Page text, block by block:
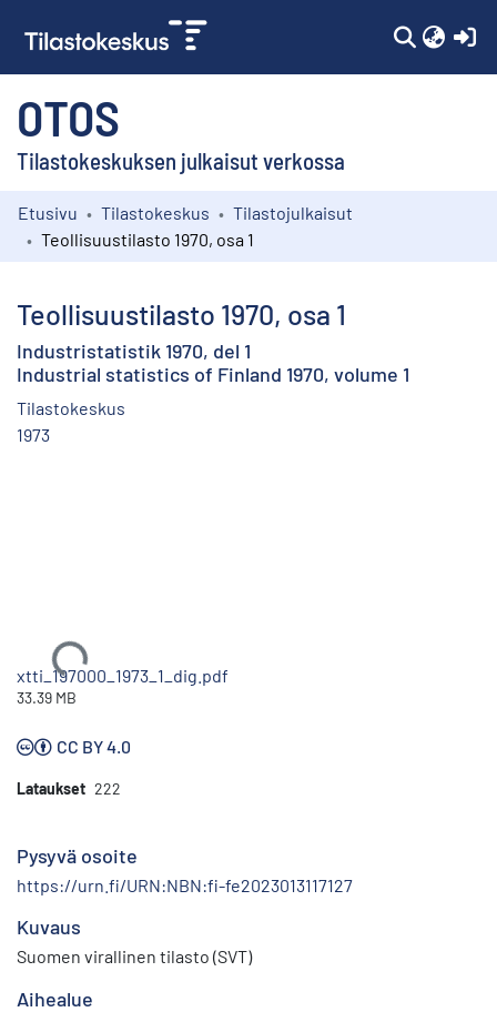
OTOS
Tilastokeskuksen julkaisut verkossa
Kokoelmat
Etusivu Tilastokeskus
Tilastojulkaisut
Teollisuustilasto 1970, osa 1
Teollisuustilasto 1970, osa 1
Industristatistik 1970, del 1
Industrial statistics of Finland 1970, volume 1
Tilastokeskus
1973
Ladataan...
xtti_197000_1973_1_dig.pdf
33.39 MB
CC BY 4.0
Lataukset 222
Pysyvä osoite
https://urn.fi/URN:NBN:fi-fe2023013117127
Kuvaus
Suomen virallinen tilasto (SVT)
Aihealue